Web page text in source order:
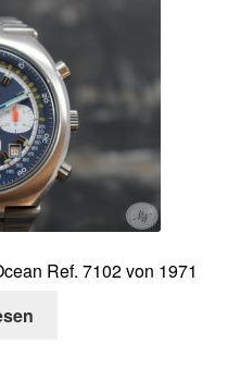
Ref. 7102 von 1971